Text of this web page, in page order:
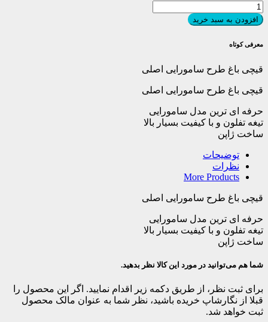
قیچی
باغ
طرح
سامورایی
اصلی
افزودن به سبد خرید
معرفی کوتاه
قیچی باغ طرح سامورایی اصلی
قیچی باغ طرح سامورایی اصلی
حرفه ای ترین مدل سامورایی
تیغه تفلون و با کیفیت بسیار بالا
ساخت ژاپن
توضیحات
نظرات
More Products
قیچی باغ طرح سامورایی اصلی
حرفه ای ترین مدل سامورایی
تیغه تفلون و با کیفیت بسیار بالا
ساخت ژاپن
شما هم می‌توانید در مورد این کالا نظر بدهید.
برای ثبت نظر، از طریق دکمه زیر اقدام نمایید. اگر این محصول را
قبلا از نگارشاپ خریده باشید، نظر شما به عنوان مالک محصول
ثبت خواهد شد.